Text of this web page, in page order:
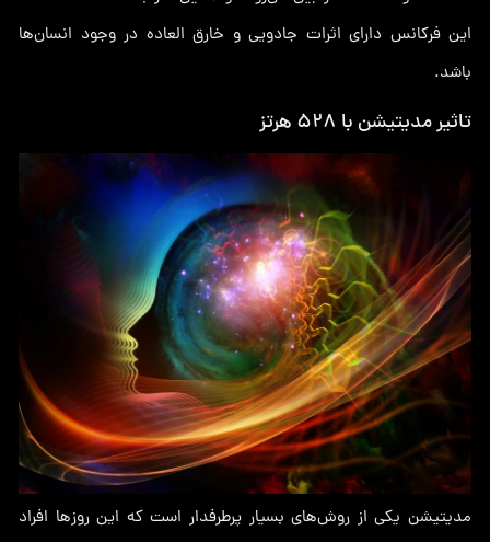
این فرکانس دارای اثرات جادویی و خارق العاده در وجود انسان‌ها
باشد.
تاثیر مدیتیشن با 528 هرتز
مدیتیشن یکی از روش‌های بسیار پرطرفدار است که این روزها افراد